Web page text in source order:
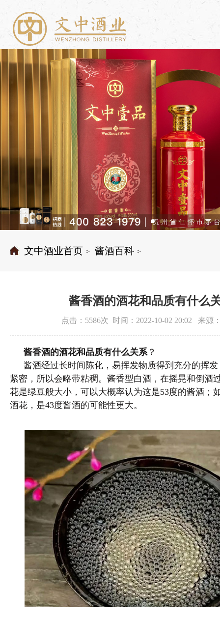
文中酒业首页 > 酱酒百科 >
酱香酒的酒花和品质有什么
点击：5586次 时间：2022-10-02 20:02 来源
酱香酒的酒花和品质有什么关系？
酱酒经过长时间陈化，易挥发物质得到充分的挥
紧密，所以会略带粘稠。酱香型白酒，在摇晃和倒酒
花是绿豆般大小，可以大概率认为这是53度的酱酒；
酒花，是43度酱酒的可能性更大。